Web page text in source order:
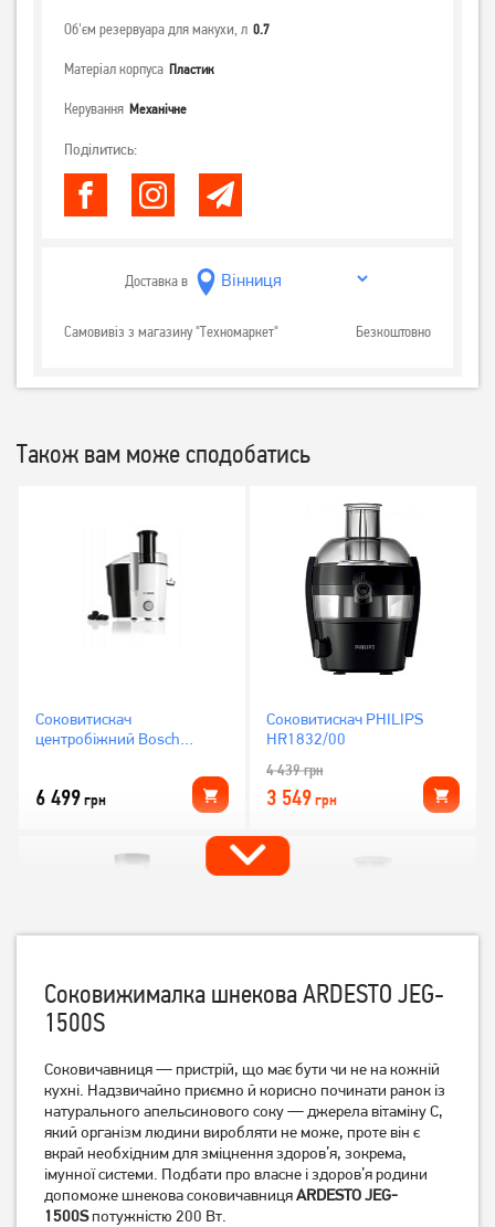
Об'єм резервуара для макухи, л 0.7
Матеріал корпуса Пластик
Керування Механічне
Поділитись:
Доставка в
Самовивіз з магазину "Техномаркет" Безкоштовно
Також вам може сподобатись
Соковитискач
центробіжний Bosch
6 499грн
Соковитискач PHILIPS
HR1832/00
4 439грн
3 549грн
Соковитискач PHILIPS Viva
Collection HR1855/70
7 339грн
5 869грн
Соковитискач Tefal
Fruitella+ ZE370138
3 549 грн
2 839грн
Соковижималка шнекова ARDESTO JEG-
1500S
Соковичавниця — пристрій, що має бути чи не на кожній
кухні. Надзвичайно приємно й корисно починати ранок із
натурального апельсинового соку — джерела вітаміну С,
який організм людини виробляти не може, проте він є
вкрай необхідним для зміцнення здоров’я, зокрема,
імунної системи. Подбати про власне і здоров’я родини
допоможе шнекова соковичавницяARDESTO JEG-
1500Sпотужністю 200 Вт.